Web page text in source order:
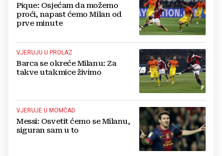
Pique: Osjećam da možemo
proći, napast ćemo Milan od
prve minute
VJERUJU U PROLAZ
Barca se okreće Milanu: Za
takve utakmice živimo
VJERUJE U MOMČAD
Messi: Osvetit ćemo se Milanu,
siguran sam u to